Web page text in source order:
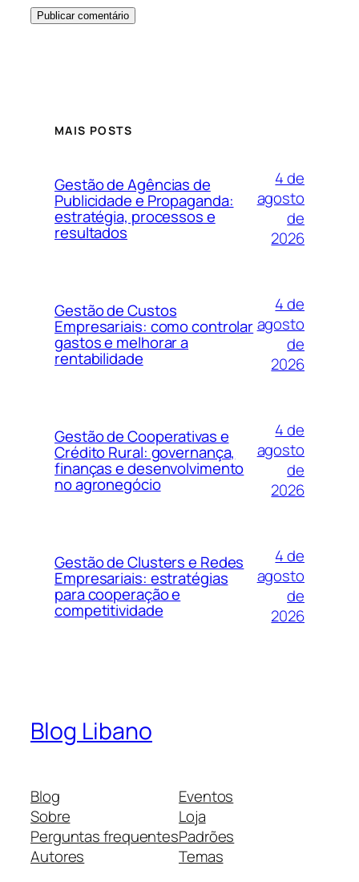
MAIS POSTS
Gestão de Agências de
Publicidade e Propaganda:
estratégia, processos e
resultados
4 de
agosto
de
2026
Gestão de Custos
Empresariais: como controlar
gastos e melhorar a
rentabilidade
4 de
agosto
de
2026
Gestão de Cooperativas e
Crédito Rural: governança,
finanças e desenvolvimento
no agronegócio
4 de
agosto
de
2026
Gestão de Clusters e Redes
Empresariais: estratégias
para cooperação e
competitividade
4 de
agosto
de
2026
Blog Libano
Blog
Sobre
Perguntas frequentes
Autores
Eventos
Loja
Padrões
Temas